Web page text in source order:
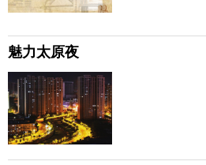
魅力太原夜